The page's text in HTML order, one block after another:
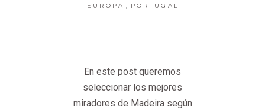
EUROPA PORTUGAL
En este post queremos
seleccionar los mejores
miradores de Madeira según